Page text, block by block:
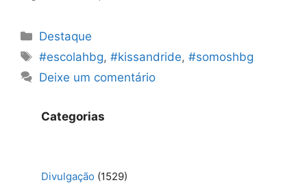
Categorias
Destaque
Etiquetas
#escolahbg,#kissandride,#somoshbg
Deixe um comentário
Categorias
Divulgação (1529)